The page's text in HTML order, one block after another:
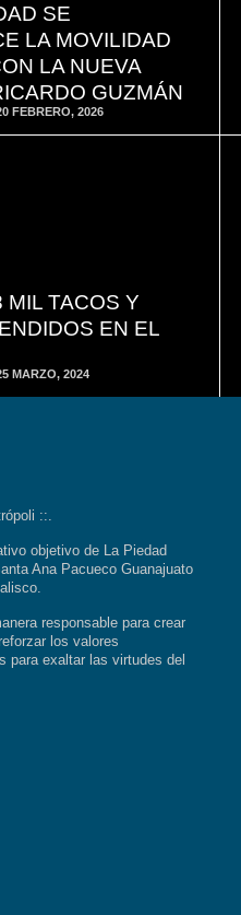
SE
LA MOVILIDAD
LA NUEVA
GUZMÁN
FEBRERO, 2026
MIL TACOS Y
EN EL
MARZO, 2024
objetivo de La Piedad
Ana Pacueco Guanajuato
responsable para crear
los valores
para exaltar las virtudes del